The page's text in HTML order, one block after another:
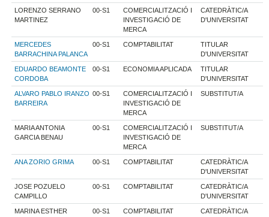
LORENZO SERRANO
MARTINEZ
00-S1
COMERCIALITZACIÓ I
INVESTIGACIÓ DE
MERCA
CATEDRÀTIC/A
D'UNIVERSITAT
MERCEDES
BARRACHINA PALANCA
00-S1 COMPTABILITAT
TITULAR
D'UNIVERSITAT
EDUARDO BEAMONTE
CORDOBA
00-S1 ECONOMIA APLICADA
TITULAR
D'UNIVERSITAT
ALVARO PABLO IRANZO
BARREIRA
00-S1
COMERCIALITZACIÓ I
INVESTIGACIÓ DE
MERCA
SUBSTITUT/A
MARIA ANTONIA
GARCIA BENAU
00-S1
COMERCIALITZACIÓ I
INVESTIGACIÓ DE
MERCA
SUBSTITUT/A
ANA ZORIO GRIMA 00-S1 COMPTABILITAT
CATEDRÀTIC/A
D'UNIVERSITAT
JOSE POZUELO
CAMPILLO
00-S1 COMPTABILITAT
CATEDRÀTIC/A
D'UNIVERSITAT
MARINA ESTHER
00-S1 COMPTABILITAT
CATEDRÀTIC/A